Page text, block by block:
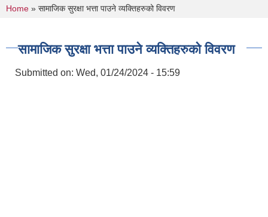
You are here
Home » सामाजिक सुरक्षा भत्ता पाउने व्यक्तिहरुको विवरण
सामाजिक सुरक्षा भत्ता पाउने व्यक्तिहरुको विवरण
Submitted on: Wed, 01/24/2024 - 15:59